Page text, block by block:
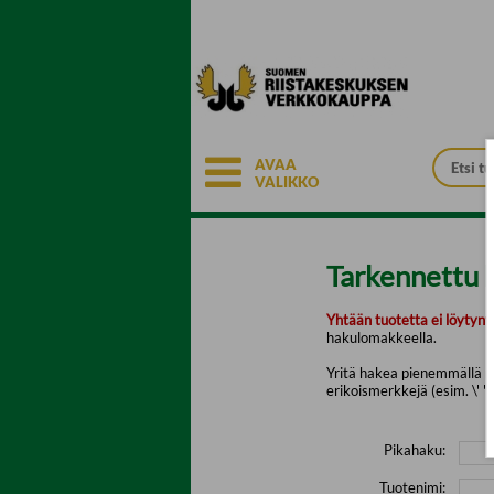
AVAA
VALIKKO
Tarkennettu
Yhtään tuotetta ei löytynyt.
hakulomakkeella.
Yritä hakea pienemmällä
erikoismerkkejä (esim. \' "
Pikahaku:
Tuotenimi: